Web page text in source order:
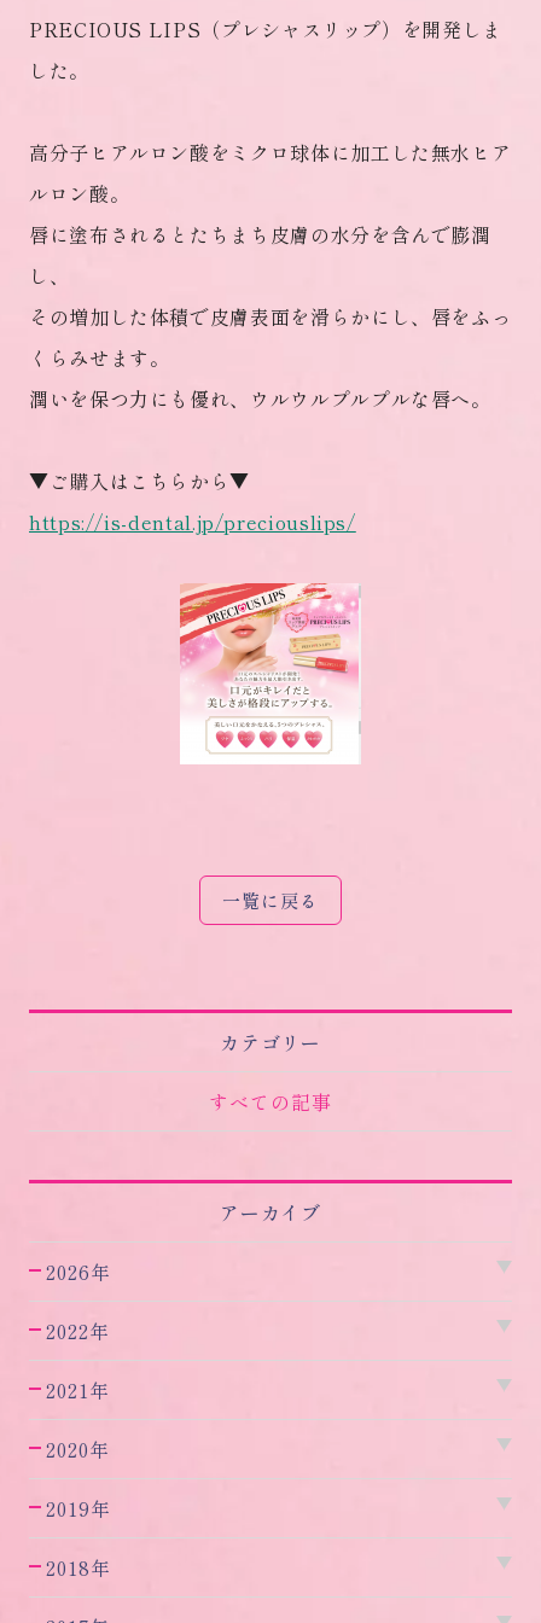
カテゴリー
すべての記事
アーカイブ
2026年
2022年
2021年
2020年
2019年
2018年
PRECIOUS LIPS（プレシャスリップ）を開発しま
した。
高分子ヒアルロン酸をミクロ球体に加工した無水ヒア
ルロン酸。
唇に塗布されるとたちまち皮膚の水分を含んで膨潤
し、
その増加した体積で皮膚表面を滑らかにし、唇をふっ
くらみせます。
潤いを保つ力にも優れ、ウルウルプルプルな唇へ。
▼ご購入はこちらから▼
https://is-dental.jp/preciouslips/
一覧に戻る